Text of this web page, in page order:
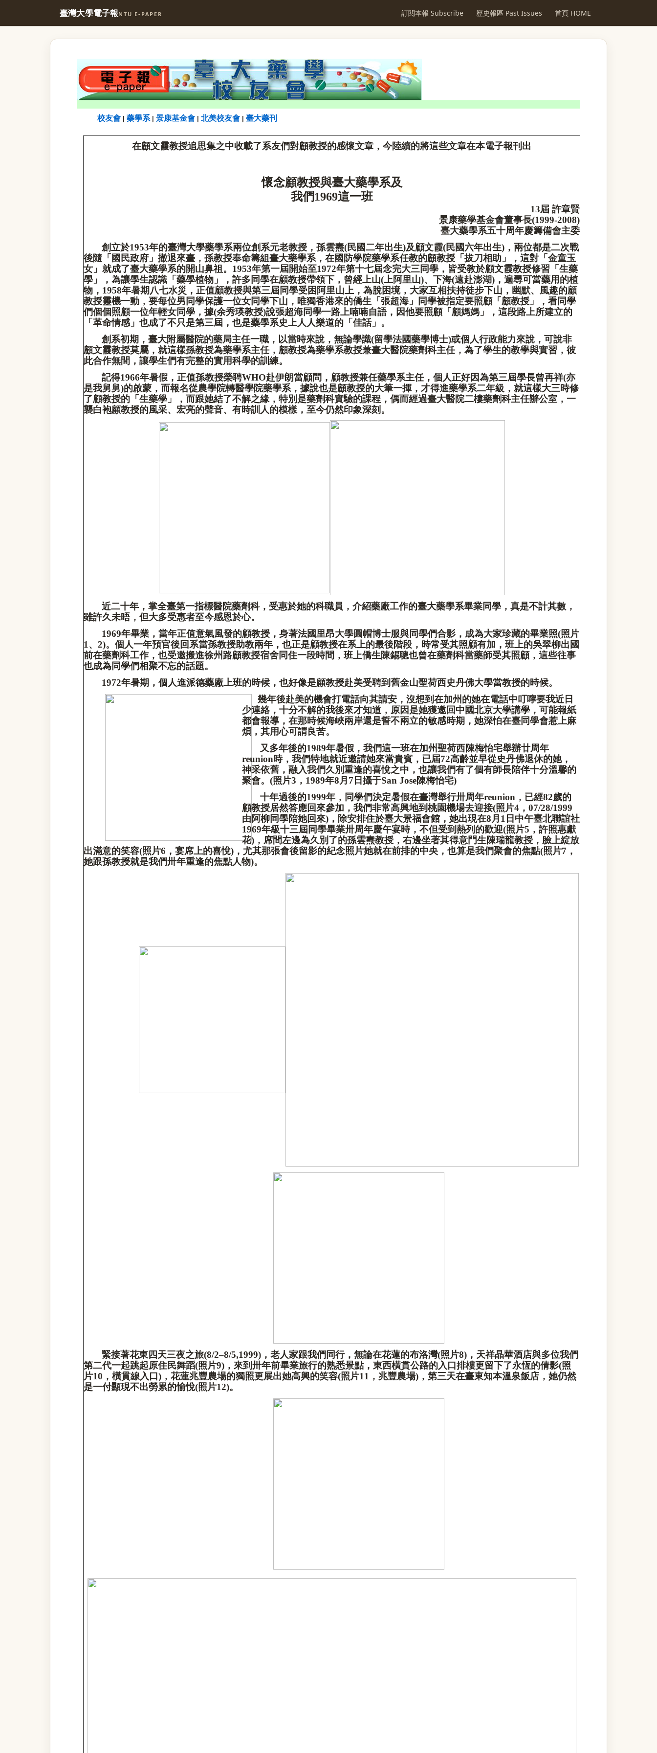
臺灣大學電子報NTU E-PAPER 訂閱本報 Subscribe 歷史報區 Past Issues 首頁 HOME
校友會 藥學系| 景康基金會 北美校友會 臺大藥刊
在顧文霞教授追思集之中收載了系友們對顧教授的感懷文章，今陸續的將這些文章在本電子報刊出
懷念顧教授與臺大藥學系及
我們1969這一班
13屆 許章賢
景康藥學基金會董事長(1999-2008)
臺大藥學系五十周年慶籌備會主委
創立於1953年的臺灣大學藥學系兩位創系元老教授，孫雲燾(民國二年出生)及顧文霞(民國六年出生) ，兩位都是二次戰
後隨「國民政府」撤退來臺，孫教授奉命籌組臺大藥學系，在國防學院藥學系任教的顧教授「拔刀相助」，這對「金童玉
女」就成了臺大藥學系的開山鼻祖。 1953年第一屆開始至1972年第十七屆念完大三同學，皆受教於顧文霞教授修習「生藥
學」，為讓學生認識「藥學植物」，許多同學在顧教授帶領下，曾經上山( 上阿里山)、下海(遠赴澎湖) ，遍尋可當藥用的植
物， 1958年暑期八七水災，正值顧教授與第三屆同學受困阿里山上，為脫困境，大家互相扶持徒步下山，幽默、風趣的顧
教授靈機一動，要每位男同學保護一位女同學下山，唯獨香港來的僑生「張超海」同學被指定要照顧「顧教授」，看同學
們個個照顧一位年輕女同學，據(余秀瑛教授)說張超海同學一路上喃喃自語，因他要照顧「顧媽媽」，這段路上所建立的
「革命情感」也成了不只是第三屆，也是藥學系史上人人樂道的「佳話」。
創系初期，臺大附屬醫院的藥局主任一職，以當時來說，無論學識(留學法國藥學博士)或個人行政能力來說，可說非
顧文霞教授莫屬，就這樣孫教授為藥學系主任，顧教授為藥學系教授兼臺大醫院藥劑科主任，為了學生的教學與實習，彼
此合作無間，讓學生們有完整的實用科學的訓練。
記得1966年暑假，正值孫教授榮聘WHO赴伊朗當顧問，顧教授兼任藥學系主任，個人正好因為第三屆學長曾再祥(亦
是我舅舅)的啟蒙，而報名從農學院轉醫學院藥學系，據說也是顧教授的大筆一揮，才得進藥學系二年級，就這樣大三時修
了顧教授的「生藥學」，而跟她結了不解之緣，特別是藥劑科實驗的課程，偶而經過臺大醫院二樓藥劑科主任辦公室，一
襲白袍顧教授的風采、宏亮的聲音、有時訓人的模樣，至今仍然印象深刻。
近二十年，掌全臺第一指標醫院藥劑科，受惠於她的科職員，介紹藥廠工作的臺大藥學系畢業同學，真是不計其數，
雖許久未晤，但大多受惠者至今感恩於心。
1969年畢業，當年正值意氣風發的顧教授，身著法國里昂大學圓帽博士服與同學們合影，成為大家珍藏的畢業照(照片
1 、 2)。個人一年預官後回系當孫教授助教兩年，也正是顧教授在系上的最後階段，時常受其照顧有加，班上的吳翠柳出國
前在藥劑科工作，也受邀搬進徐州路顧教授宿舍同住一段時間，班上僑生陳錫聰也曾在藥劑科當藥師受其照顧，這些往事
也成為同學們相聚不忘的話題。
1972年暑期，個人進派德藥廠上班的時候，也好像是顧教授赴美受聘到舊金山聖荷西史丹佛大學當教授的時候。
幾年後赴美的機會打電話向其請安，沒想到在加州的她在電話中叮嚀要我近日
少連絡，十分不解的我後來才知道，原因是她獲邀回中國北京大學講學，可能報紙
都會報導，在那時候海峽兩岸還是誓不兩立的敏感時期，她深怕在臺同學會惹上麻
煩，其用心可謂良苦。
又多年後的1989年暑假，我們這一班在加州聖荷西陳梅怡宅舉辦廿周年
reunion時，我們特地就近邀請她來當貴賓，已屆72高齡並早從史丹佛退休的她，
神采依舊，融入我們久別重逢的喜悅之中，也讓我們有了個有師長陪伴十分溫馨的
聚會。 (照片3 ， 1989年8月 7 日攝于San Jose陳梅怡宅)
十年過後的1999年，同學們決定暑假在臺灣舉行卅周年reunion ，已經82歲的
顧教授居然答應回來參加，我們非常高興地到桃園機場去迎接(照片4 ， 07/28/1999
由阿柳同學陪她回來) ，除安排住於臺大景福會館，她出現在8月 1 日中午臺北聯誼社
1969年級十三屆同學畢業卅周年慶午宴時，不但受到熱列的歡迎(照片5 ，許照惠獻
花) ，席間左邊為久別了的孫雲燾教授，右邊坐著其得意門生陳瑞龍教授，臉上綻放
出滿意的笑容(照片6 ，宴席上的喜悅) ，尤其那張會後留影的紀念照片她就在前排的中央，也算是我們聚會的焦點(照片7 ，
她跟孫教授就是我們卅年重逢的焦點人物)。
緊接著花東四天三夜之旅(8/2–8/5,1999) ，老人家跟我們同行，無論在花蓮的布洛灣(照片8) ，天祥晶華酒店與多位我們
第二代一起跳起原住民舞蹈(照片9) ，來到卅年前畢業旅行的熟悉景點，東西橫貫公路的入口排樓更留下了永恆的倩影(照
片10 ，橫貫線入口) ，花蓮兆豐農場的獨照更展出她高興的笑容(照片11 ，兆豐農場) ，第三天在臺東知本溫泉飯店，她仍然
是一付顯現不出勞累的愉悅(照片12)。